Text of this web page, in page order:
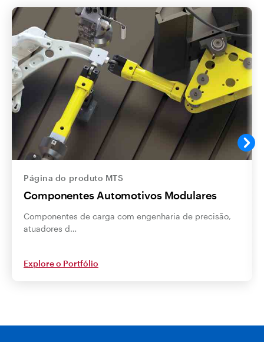
Página do produto MTS
Componentes Automotivos Modulares
Componentes de carga com engenharia de precisão,
atuadores d…
Explore o Portfólio